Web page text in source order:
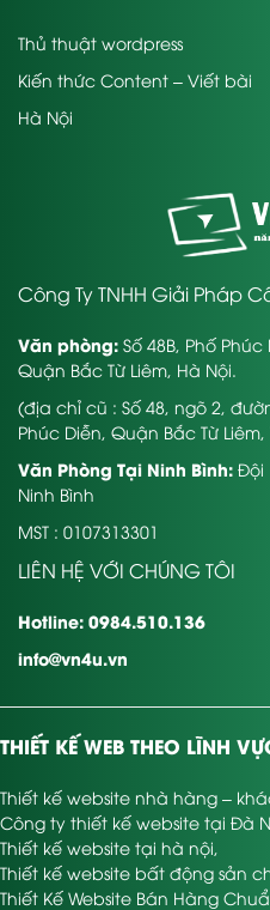
Thủ thuật wordpress
Kiến thức Content – Viết bài
Hà Nội
Công Ty TNHH Giải Pháp
Văn phòng: Số 48B, Phố
Quận Bắc Từ Liêm, Hà Nội.
(địa chỉ cũ : Số 48, ngõ 2,
Phúc Diễn, Quận Bắc Từ
Văn Phòng Tại Ninh Bình: Đội
Ninh Bình
MST : 0107313301
LIÊN HỆ VỚI CHÚNG TÔI
Hotline: 0984.510.136
info@vn4u.vn
THIẾT KẾ WEB THEO LĨNH
Thiết kế website nhà hàng –
Công ty thiết kế website tại Đà
Thiết kế website tại hà nội
Thiết kế website bất động sản
Thiết Kế Website Bán Hàng